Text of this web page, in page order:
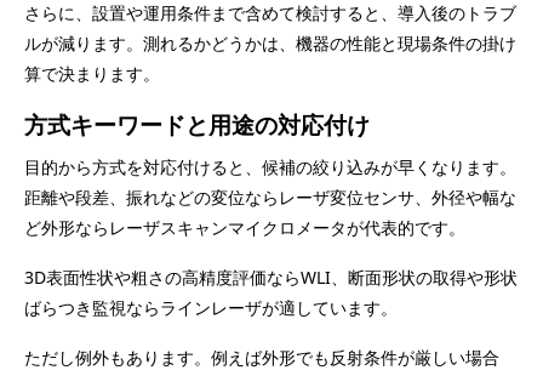
さらに、設置や運用条件まで含めて検討すると、導入後のトラブ
ルが減ります。測れるかどうかは、機器の性能と現場条件の掛け
算で決まります。
方式キーワードと用途の対応付け
目的から方式を対応付けると、候補の絞り込みが早くなります。
距離や段差、振れなどの変位ならレーザ変位センサ、外径や幅な
ど外形ならレーザスキャンマイクロメータが代表的です。
3D表面性状や粗さの高精度評価ならWLI、断面形状の取得や形状
ばらつき監視ならラインレーザが適しています。
ただし例外もあります。例えば外形でも反射条件が厳しい場合